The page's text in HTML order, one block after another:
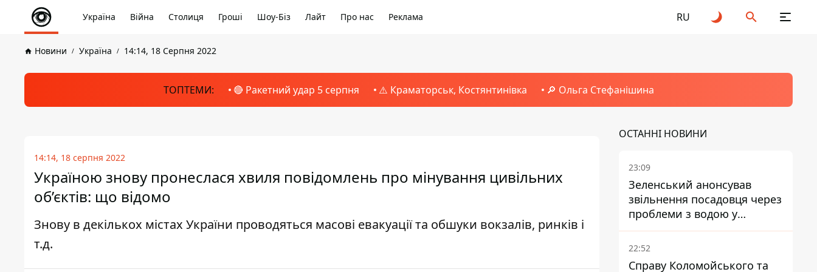
Україна Війна Столиця Гроші Шоу-Біз Лайт Про нас Реклама RU
Новини Україна 14:14, 18 Серпня 2022
ТОПТЕМИ: 🔴 Ракетний удар 5 серпня ⚠️ Краматорськ, Костянтинівка 🔎 Ольга Стефанішина
14:14, 18 серпня 2022
Україною знову пронеслася хвиля повідомлень про мінування цивільних
об’єктів: що відомо
Знову в декількох містах України проводяться масові евакуації та обшуки вокзалів, ринків і
т.д.
ОСТАННІ НОВИНИ
23:09
Зеленський анонсував
звільнення посадовця через
проблеми з водою у
Марганці
22:52
Справу Коломойського та